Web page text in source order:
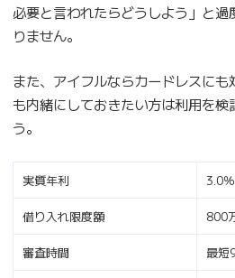
必要と言われたらどうしよう」と
りません。
また、アイフルならカードレスに
も内緒にしておきたい方は利用を検
う。
実質年利 3.0
借り入れ限度額 800
審査時間 最短